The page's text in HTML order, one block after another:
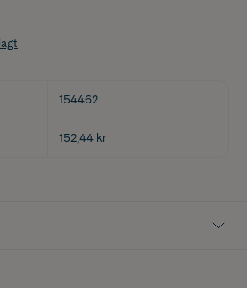
154462
152,44 kr